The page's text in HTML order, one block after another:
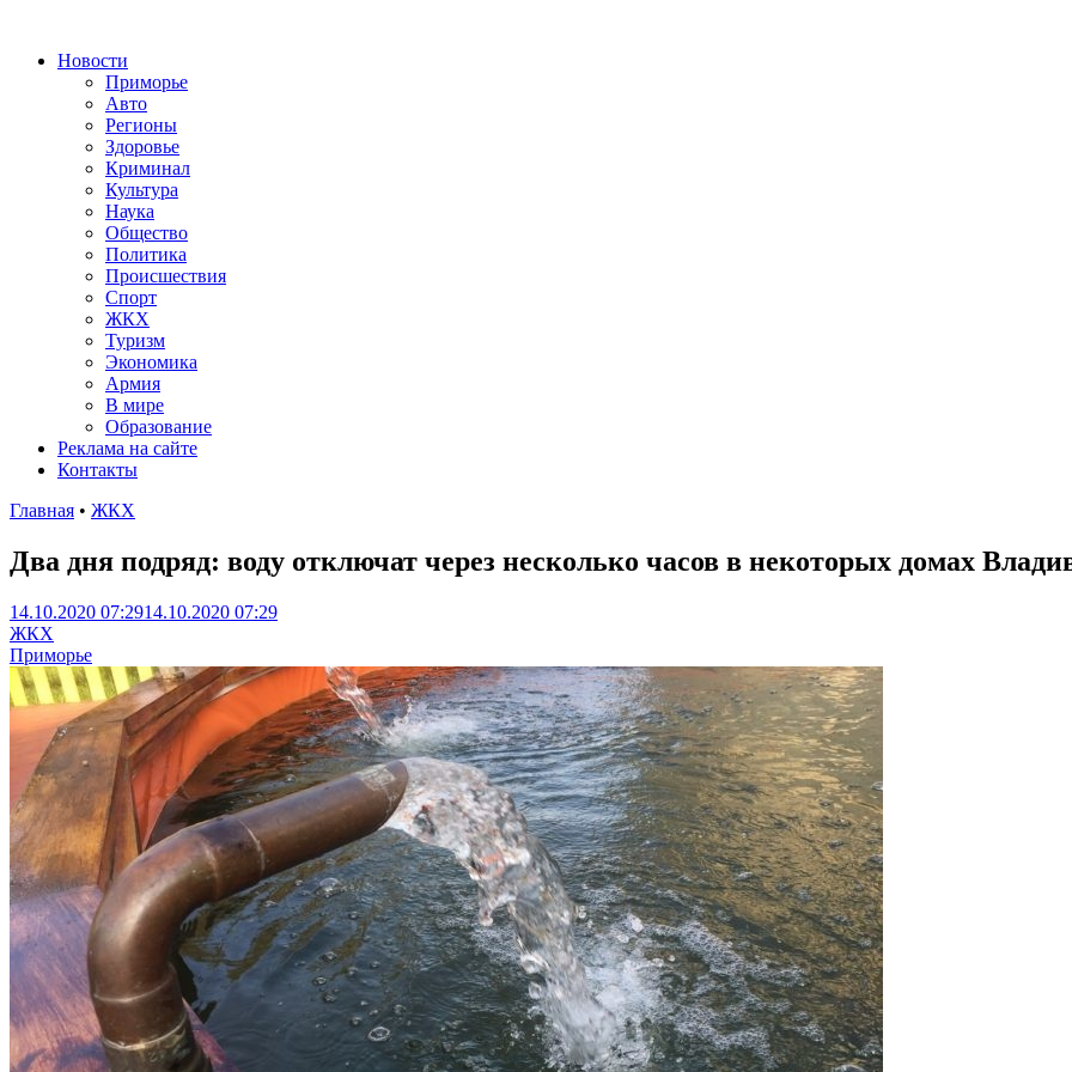
Новости
Приморье
Авто
Регионы
Здоровье
Криминал
Культура
Наука
Общество
Политика
Происшествия
Спорт
ЖКХ
Туризм
Экономика
Армия
В мире
Образование
Реклама на сайте
Контакты
Главная • ЖКХ
Два дня подряд: воду отключат через несколько часов в некоторых домах
14.10.2020 07:2914.10.2020 07:29
ЖКХ
Приморье